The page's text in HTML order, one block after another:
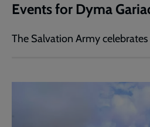
Events for Dyma
The Salvation Army celebrates